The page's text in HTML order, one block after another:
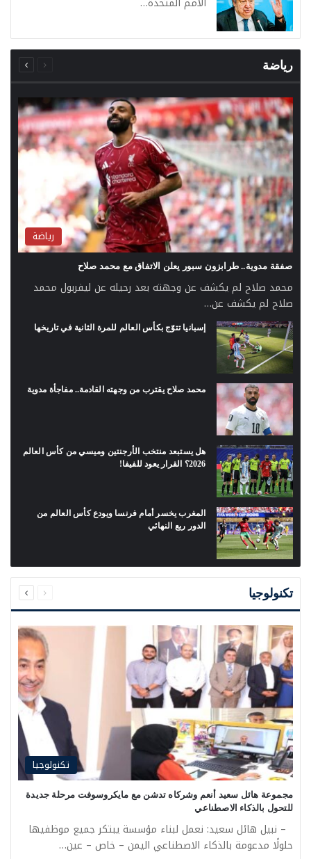
رياضة الصفحة
السابقة
الصفحة
التالية
رياضة
صفقة مدوية.. طرابزون سبور يعلن الاتفاق مع محمد صلاح
محمد صلاح لم يكشف عن وجهته بعد رحيله عن ليفربول محمد
صلاح لم يكشف عن…
إسبانيا تتوّج بكأس العالم للمرة الثانية في تاريخها
محمد صلاح يقترب من وجهته القادمة.. مفاجأة مدوية
هل يستبعد منتخب الأرجنتين وميسي من كأس العالم
2026؟ القرار يعود للفيفا!
المغرب يخسر أمام فرنسا ويودع كأس العالم من
الدور ربع النهائي
تكنولوجيا الصفحة
السابقة
الصفحة
التالية
تكنولوجيا
مجموعة هائل سعيد أنعم وشركاه تدشن مع مايكروسوفت مرحلة جديدة
للتحول بالذكاء الاصطناعي
– نبيل هائل سعيد: نعمل لبناء مؤسسة يبتكر جميع موظفيها
حلولًا مدعومة بالذكاء الاصطناعي اليمن – خاص – عين…